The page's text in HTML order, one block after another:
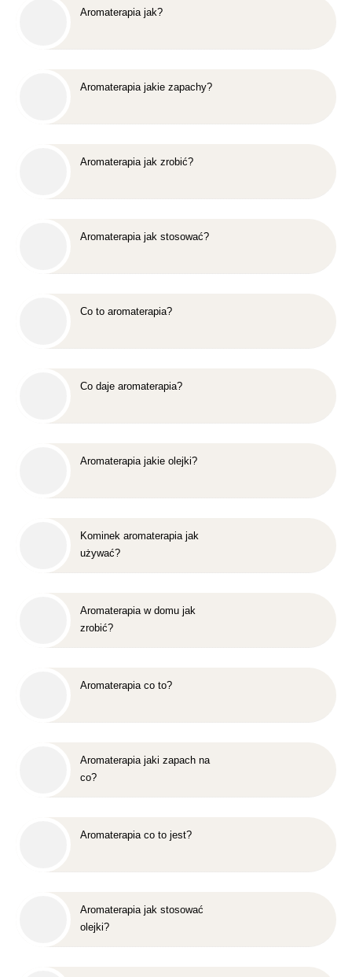
Aromaterapia jak?
Aromaterapia jakie zapachy?
Aromaterapia jak zrobić?
Aromaterapia jak stosować?
Co to aromaterapia?
Co daje aromaterapia?
Aromaterapia jakie olejki?
Kominek aromaterapia jak
używać?
Aromaterapia w domu jak
zrobić?
Aromaterapia co to?
Aromaterapia jaki zapach na
co?
Aromaterapia co to jest?
Aromaterapia jak stosować
olejki?